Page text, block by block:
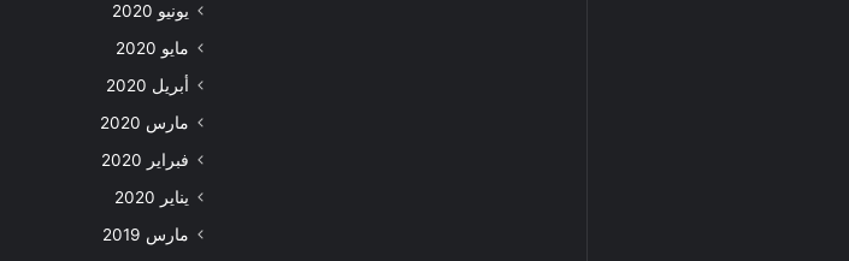
يونيو 2020
مايو 2020
أبريل 2020
مارس 2020
فبراير 2020
يناير 2020
مارس 2019